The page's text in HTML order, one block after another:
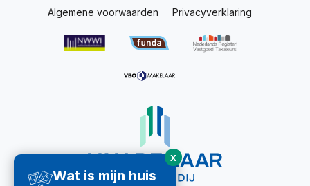
Wat is mijn huis
X
Algemene voorwaarden Privacyverklaring